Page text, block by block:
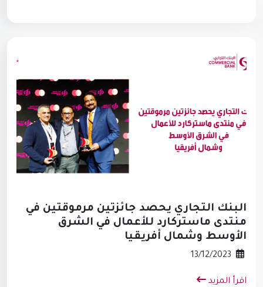
البنك التجاري يحصد جائزتين مرموقتين في
منتدى ماستركارد للأعمال في الشرق
الأوسط وشمال أفريقيا
اقرأ المزيد